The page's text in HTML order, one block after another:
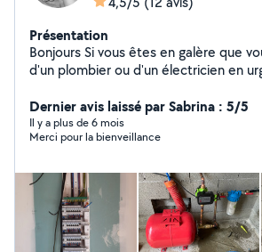
Présentation
Bonjours Si vous êtes en galère que vous avez besoin
d'un plombier ou d'un électricien en
le bâtiment J'ai plusieurs cordes à mon arc et je ne vous
décevrais pas
Dernier avis laissé par Sabrina : 5/5
Il y a plus de 6 mois
Merci pour la bienveillance